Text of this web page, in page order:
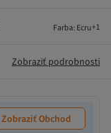
Farba: Ecru+1
Zobraziť podrobnosti
Zobraziť Obchod